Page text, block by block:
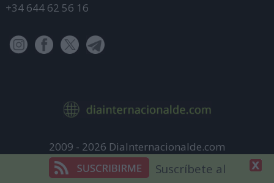
+34 644 62 56 16
2009 - 2026 DiaInternacionalde.com
Aviso LegalSuscríbete al